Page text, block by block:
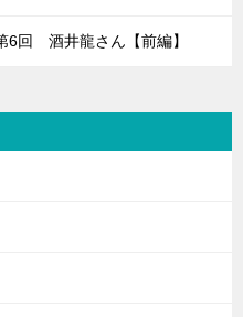
回 酒井龍さん【前編】